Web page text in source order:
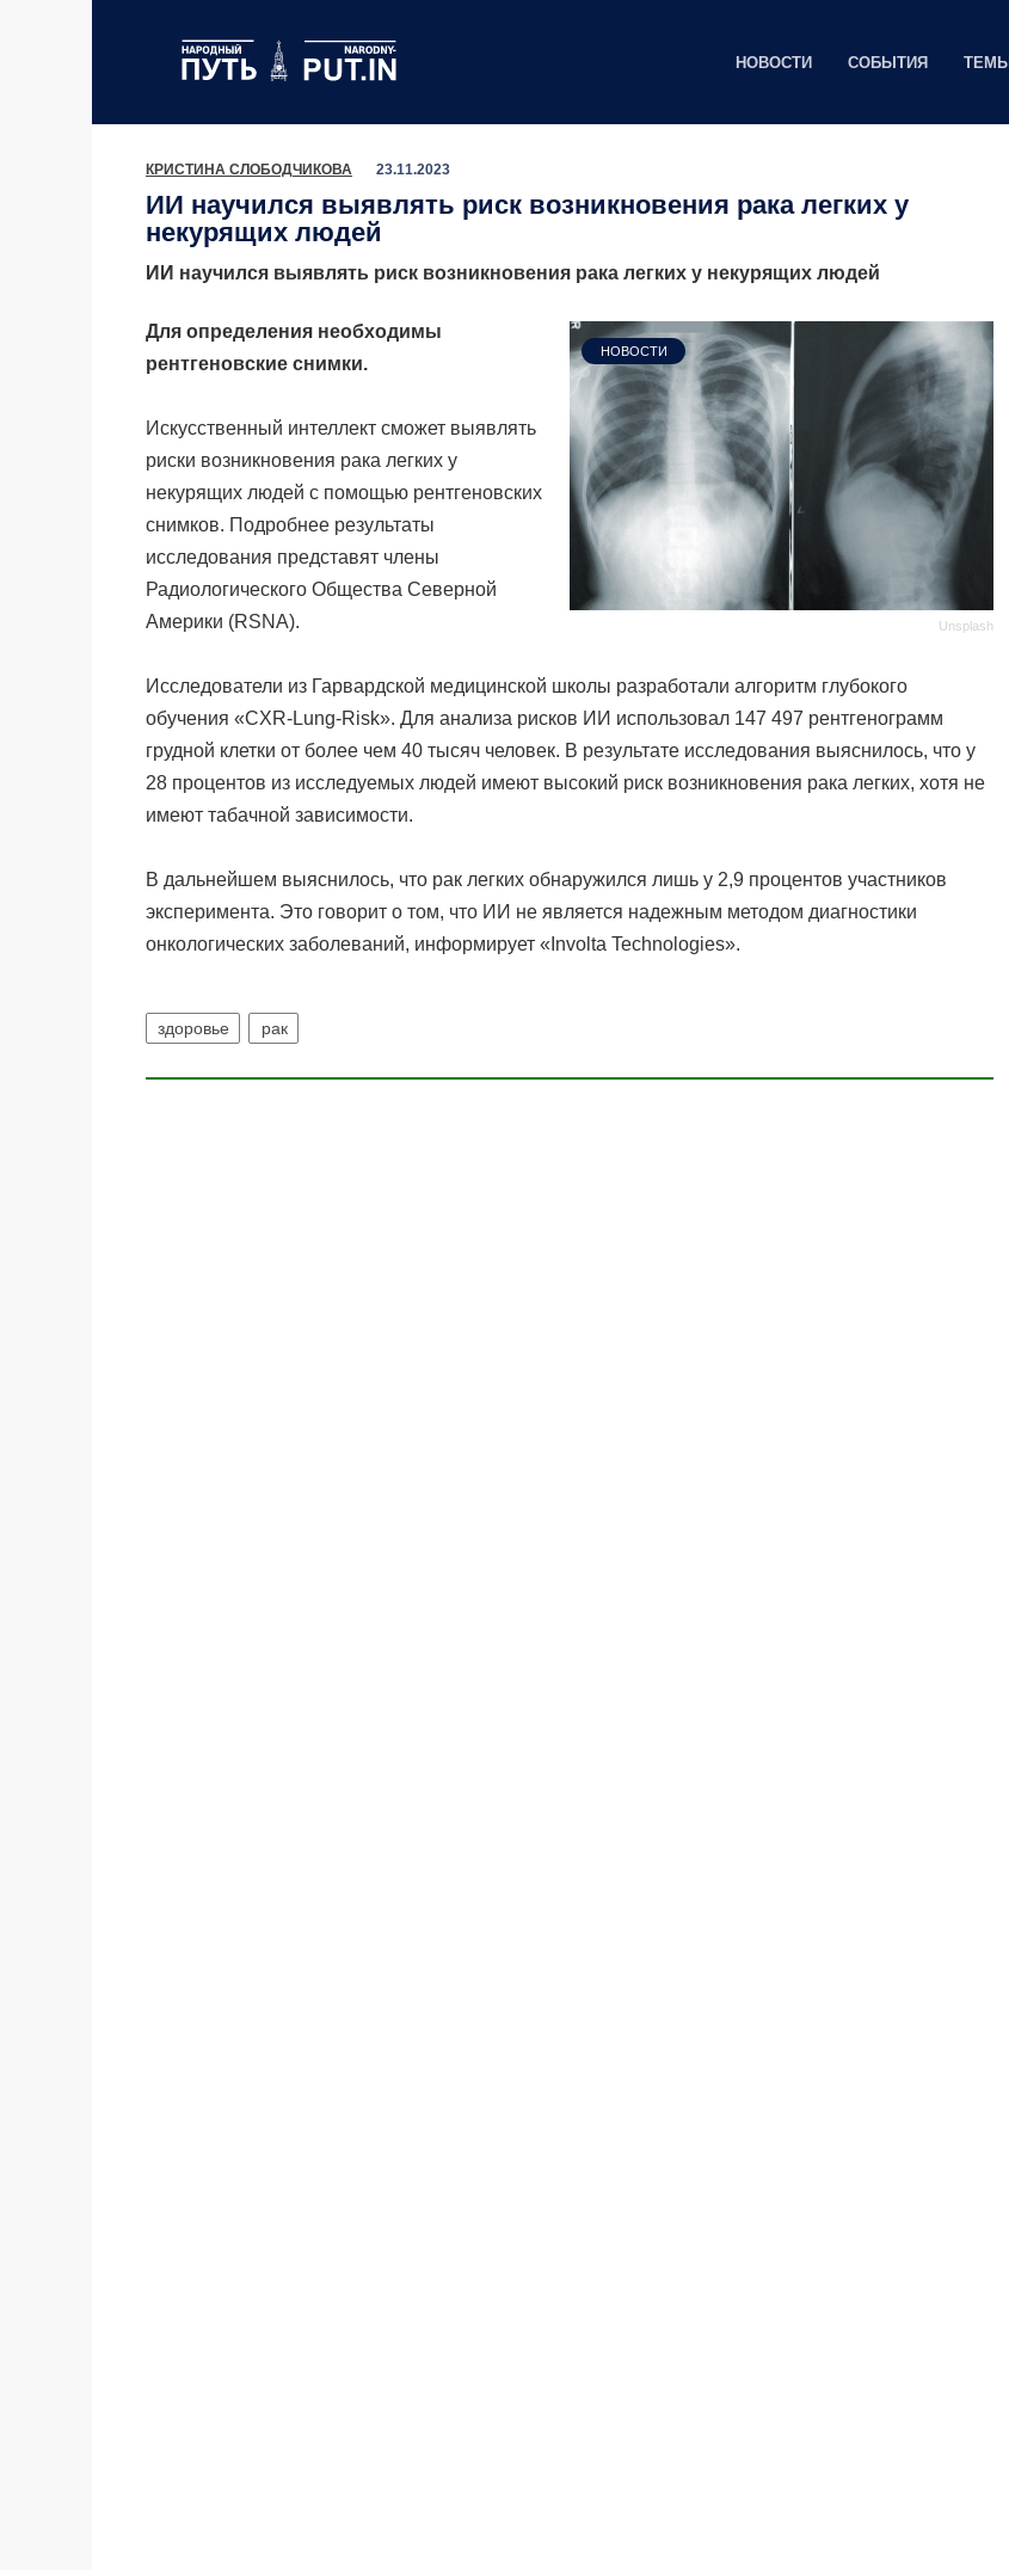
НОВОСТИ СОБЫТИЯ ТЕМЫ
КРИСТИНА СЛОБОДЧИКОВА 23.11.2023
ИИ научился выявлять риск возникновения рака легких у
некурящих людей
ИИ научился выявлять риск возникновения рака легких у некурящих людей
Unsplash
НОВОСТИ
Для определения необходимы
рентгеновские снимки.
Искусственный интеллект сможет выявлять
риски возникновения рака легких у
некурящих людей с помощью рентгеновских
снимков. Подробнее результаты
исследования представят члены
Радиологического Общества Северной
Америки (RSNA).
Исследователи из Гарвардской медицинской школы разработали алгоритм глубокого
обучения «CXR-Lung-Risk». Для анализа рисков ИИ использовал 147 497 рентгенограмм
грудной клетки от более чем 40 тысяч человек. В результате исследования выяснилось, что у
28 процентов из исследуемых людей имеют высокий риск возникновения рака легких, хотя не
имеют табачной зависимости.
В дальнейшем выяснилось, что рак легких обнаружился лишь у 2,9 процентов участников
эксперимента. Это говорит о том, что ИИ не является надежным методом диагностики
онкологических заболеваний, информирует «Involta Technologies».
здоровье рак